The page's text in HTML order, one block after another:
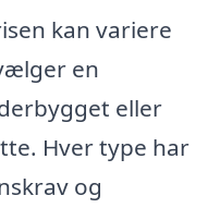
kan variere
en
eller
Hver type har
og